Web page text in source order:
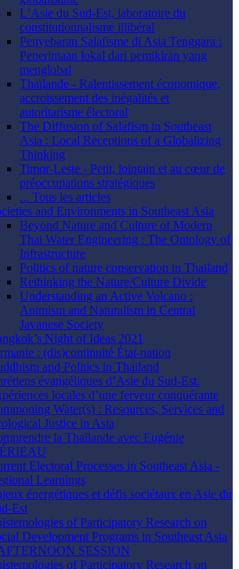
L’Asie du Sud-Est, laboratoire du
constitutionnalisme illibéral
Penyebaran Salafisme di Asia Tenggara :
Penerimaan lokal dari pemikiran yang
menglobal
Thaïlande - Ralentissement économique,
accroissement des inégalités et
autoritarisme électoral
The Diffusion of Salafism in Southeast
Asia : Local Receptions of a Globalizing
Thinking
Timor-Leste - Petit, lointain et au cœur de
préoccupations stratégiques
... Tous les articles
and Environments in Southeast Asia
Beyond Nature and Culture of Modern
Thai Water Engineering : The Ontology of
Infrastructure
Politics of nature conservation in Thailand
Rethinking the Nature/Culture Divide
Understanding an Active Volcano :
Animism and Naturalism in Central
Javanese Society
Night of Ideas 2021
: (dis)continuité État-nation
and Politics in Thailand
évangéliques d’Asie du Sud-Est.
locales d’une ferveur conquérante
Water(s) : Resources, Services and
Justice in Asia
la Thaïlande avec Eugénie
Electoral Processes in Southeast Asia -
Learnings
énergétiques et défis sociétaux en Asie du
Est
of Participatory Research on
Development Programs in Southeast Asia
SESSION
of Participatory Research on